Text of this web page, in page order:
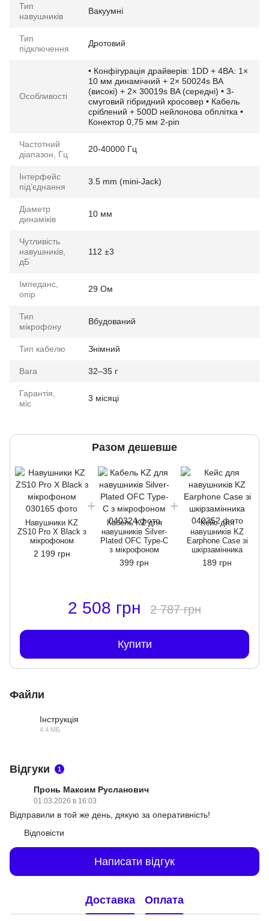
Тип
навушників
Вакуумні
Тип
підключення
Дротовий
Особливості
• Конфігурація драйверів: 1DD + 4BA: 1×
10 мм динамічний + 2× 50024s BA
(високі) + 2× 30019s BA (середні) • 3-
смуговий гібридний кросовер • Кабель
сріблений + 500D нейлонова обплітка •
Конектор 0,75 мм 2-pin
Частотний
діапазон, Гц
20-40000 Гц
Інтерфейс
підʼєднання
3.5 mm (mini-Jack)
Діаметр
динаміків
10 мм
Чутливість
навушників,
дБ
112 ±3
Імпеданс,
опір
29 Ом
Тип
мікрофону
Вбудований
Тип кабелю Знімний
Вага 32–35 г
Гарантія,
міс
3 місяці
Разом дешевше
Навушники KZ
ZS10 Pro X Black з
мікрофоном
2 199 грн
Кабель KZ для
навушників Silver-
Plated OFC Type-C
з мікрофоном
399 грн
Кейс для
навушників KZ
Earphone Case зі
шкірзамінника
189 грн
2 508 грн 2 787 грн
Купити
Файли
Інструкція
4.4 МБ
Відгуки 1
Пронь Максим Русланович
01.03.2026 в 16:03
Відправили в той же день, дякую за оперативність!
Відповісти
Написати відгук
Доставка Оплата